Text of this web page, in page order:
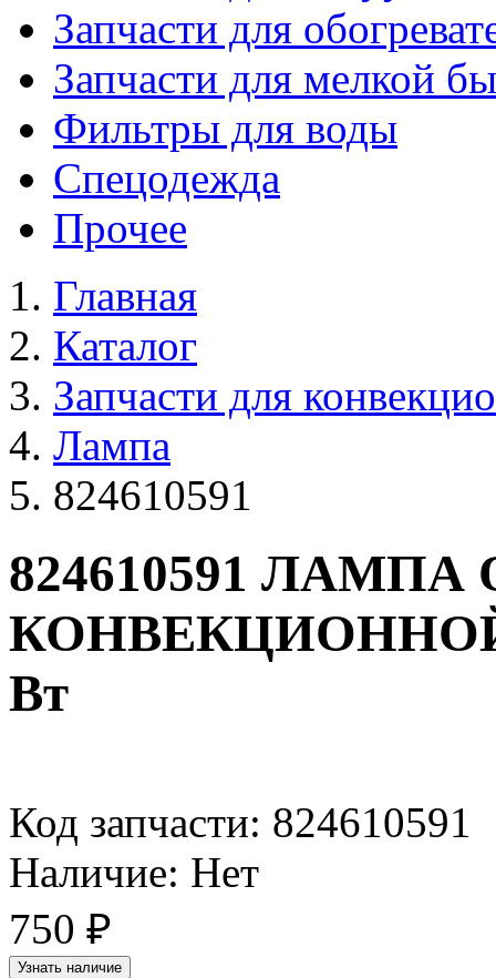
Запчасти для
Запчасти для мелкой
Фильтры для воды
Спецодежда
Прочее
Главная
Каталог
Запчасти для
Лампа
824610591
824610591
КОНВЕКЦИОННОЙ
Вт
Код запчасти: 824610591
Наличие: Нет
750 ₽
Узнать наличие